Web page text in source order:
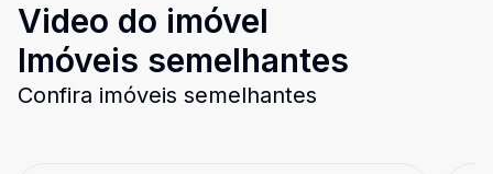
Video do imóvel
Imóveis semelhantes
Confira imóveis semelhantes